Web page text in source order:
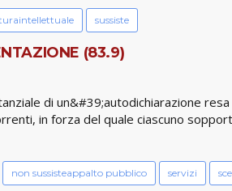
sussiste
(83.9)
di un&#39;autodichiarazione
in forza del quale ciascuno
non sussisteappalto pubblico servizi